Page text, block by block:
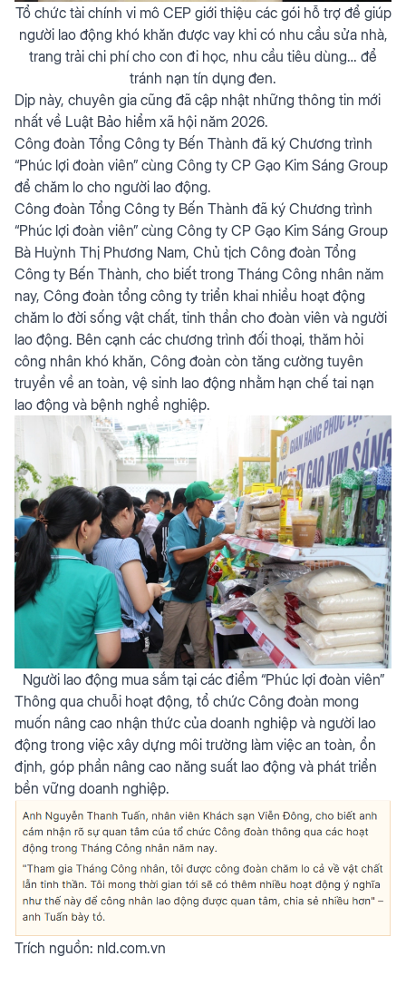
Tổ chức tài chính vi mô CEP giới thiệu các gói hỗ trợ để giúp
người lao động khó khăn được vay khi có nhu cầu sửa nhà,
trang trải chi phí cho con đi học, nhu cầu tiêu dùng… để
tránh nạn tín dụng đen.
Dịp này, chuyên gia cũng đã cập nhật những thông tin mới
nhất về Luật Bảo hiểm xã hội năm 2026.
Công đoàn Tổng Công ty Bến Thành đã ký Chương trình
“Phúc lợi đoàn viên” cùng Công ty CP Gạo Kim Sáng Group
để chăm lo cho người lao động.
Công đoàn Tổng Công ty Bến Thành đã ký Chương trình
“Phúc lợi đoàn viên” cùng Công ty CP Gạo Kim Sáng Group
Bà Huỳnh Thị Phương Nam, Chủ tịch Công đoàn Tổng
Công ty Bến Thành, cho biết trong Tháng Công nhân năm
nay, Công đoàn tổng công ty triển khai nhiều hoạt động
chăm lo đời sống vật chất, tinh thần cho đoàn viên và người
lao động. Bên cạnh các chương trình đối thoại, thăm hỏi
công nhân khó khăn, Công đoàn còn tăng cường tuyên
truyền về an toàn, vệ sinh lao động nhằm hạn chế tai nạn
lao động và bệnh nghề nghiệp.
Người lao động mua sắm tại các điểm “Phúc lợi đoàn viên”
Thông qua chuỗi hoạt động, tổ chức Công đoàn mong
muốn nâng cao nhận thức của doanh nghiệp và người lao
động trong việc xây dựng môi trường làm việc an toàn, ổn
định, góp phần nâng cao năng suất lao động và phát triển
bền vững doanh nghiệp.
Trích nguồn: nld.com.vn